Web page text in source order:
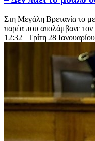
Στη Μεγάλη Βρετανία το
παρέα που απολάμβανε τον
12:32 | Τρίτη 28